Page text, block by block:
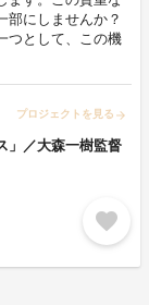
部にしませんか？
つとして、この機
プロジェクトを見る arrow_forward
」／大森一樹監督
favorite